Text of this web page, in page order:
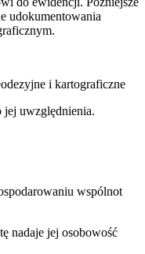
udokumentowania
i kartograficzne
jej uwzględnienia.
wspólnot
nadaje jej osobowość